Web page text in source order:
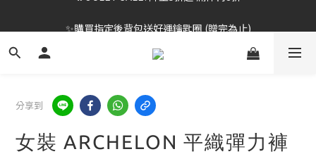
✨春夏新品最低8折起 ！2件再9折
分享到
女裝 ARCHELON 平織彈力褲